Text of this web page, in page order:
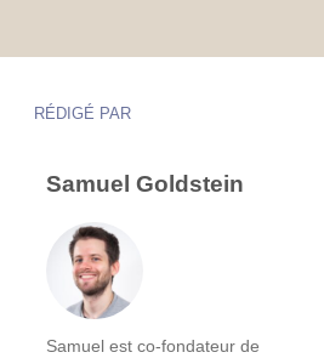
RÉDIGÉ PAR
Samuel Goldstein
Samuel est co-fondateur de